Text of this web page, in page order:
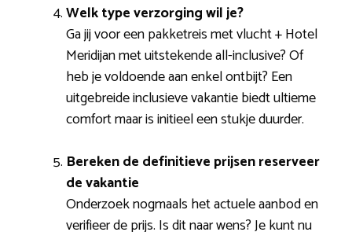
Welk type verzorging wil je?
Ga jij voor een pakketreis met vlucht + Hotel
Meridijan met uitstekende all-inclusive? Of
heb je voldoende aan enkel ontbijt? Een
uitgebreide inclusieve vakantie biedt ultieme
comfort maar is initieel een stukje duurder.
Bereken de definitieve prijsen reserveer
de vakantie
Onderzoek nogmaals het actuele aanbod en
verifieer de prijs. Is dit naar wens? Je kunt nu